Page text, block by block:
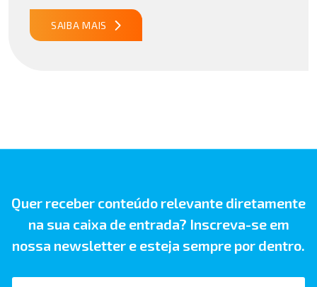
Importação no Acordo Mercosul – União Europeia
publicado29/07/2026 18h47 Notícia PUBLICADO DOU
31/07/26 ATO CONJUNTO RFB/CGIBS Nº […]
SAIBA MAIS
Quer receber conteúdo relevante diretamente
na sua caixa de entrada? Inscreva-se em
nossa newsletter e esteja sempre por dentro.